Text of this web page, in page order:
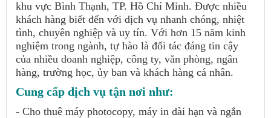
khu vực Bình Thạnh, TP. Hồ Chí Minh. Được nhiều
khách hàng biết đến với dịch vụ nhanh chóng, nhiệt
tình, chuyên nghiệp và uy tín. Với hơn 15 năm kinh
nghiệm trong ngành, tự hào là đối tác đáng tin cậy
của nhiều doanh nghiệp, công ty, văn phòng, ngân
hàng, trường học, ủy ban và khách hàng cá nhân.
Cung cấp dịch vụ tận nơi như:
- Cho thuê máy photocopy, máy in dài hạn và ngắn